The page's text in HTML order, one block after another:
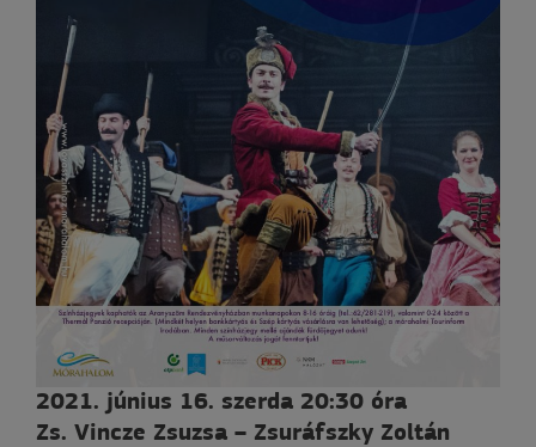
2021. június 16. szerda 20:30 óra
Zs. Vincze Zsuzsa – Zsuráfszky Zoltán